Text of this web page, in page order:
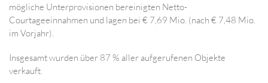
mögliche Unterprovisionen bereinigten Netto-
Courtageeinnahmen und lagen bei € 7,69 Mio. (nach € 7,48 Mio.
im Vorjahr).
Insgesamt wurden über 87 % aller aufgerufenen Objekte
verkauft.